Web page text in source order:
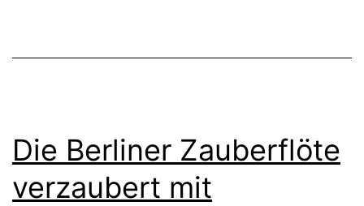
Die Berliner Zauberflöte
verzaubert mit